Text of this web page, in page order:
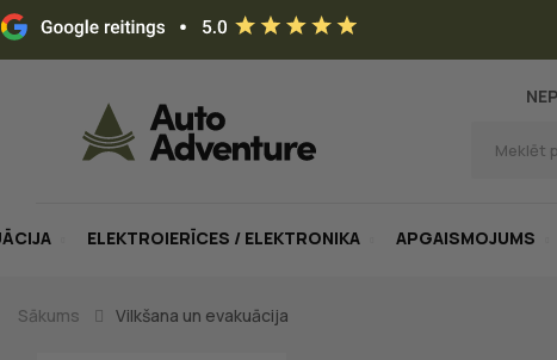
ELEKTROIERĪCES / ELEKTRONIKA APGAISMOJUMS
Sākums Vilkšana un evakuācija